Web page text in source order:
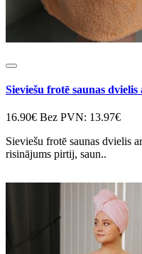
Sieviešu frotē saunas
16.90€ Bez PVN: 13.97€
Sieviešu frotē saunas dvielis
risinājums pirtij, saun..